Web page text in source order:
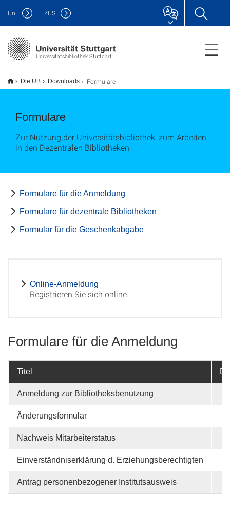
Universitätsbibliothek Stuttgart
Uni IZUS
Die UB Downloads Formulare
Formulare
Zur Nutzung der Universitätsbibliothek, zum Arbeiten
in den Dezentralen Bibliotheken
Formulare für die Anmeldung
Formulare für dezentrale Bibliotheken
Formular für die Geschenkabgabe
Online-Anmeldung
Registrieren Sie sich online.
Formulare für die Anmeldung
Titel
Anmeldung zur Bibliotheksbenutzung
Änderungsformular
Nachweis Mitarbeiterstatus
Einverständniserklärung d. Erziehungsberechtigten
Antrag personenbezogener Institutsausweis